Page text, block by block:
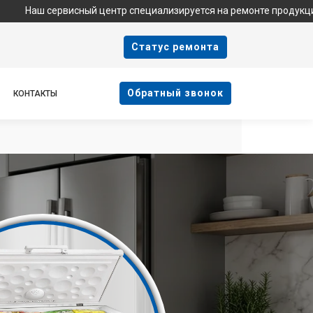
центр специализируется на ремонте продукции Haier
Cтатус ремонта
КОНТАКТЫ Oбратный звонок